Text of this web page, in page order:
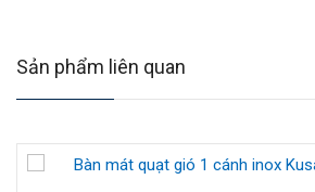
Sản phẩm liên quan